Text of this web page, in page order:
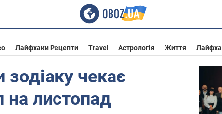
Лайфхаки Рецепти Travel Астрологія Життя
зодіаку чекає
на листопад